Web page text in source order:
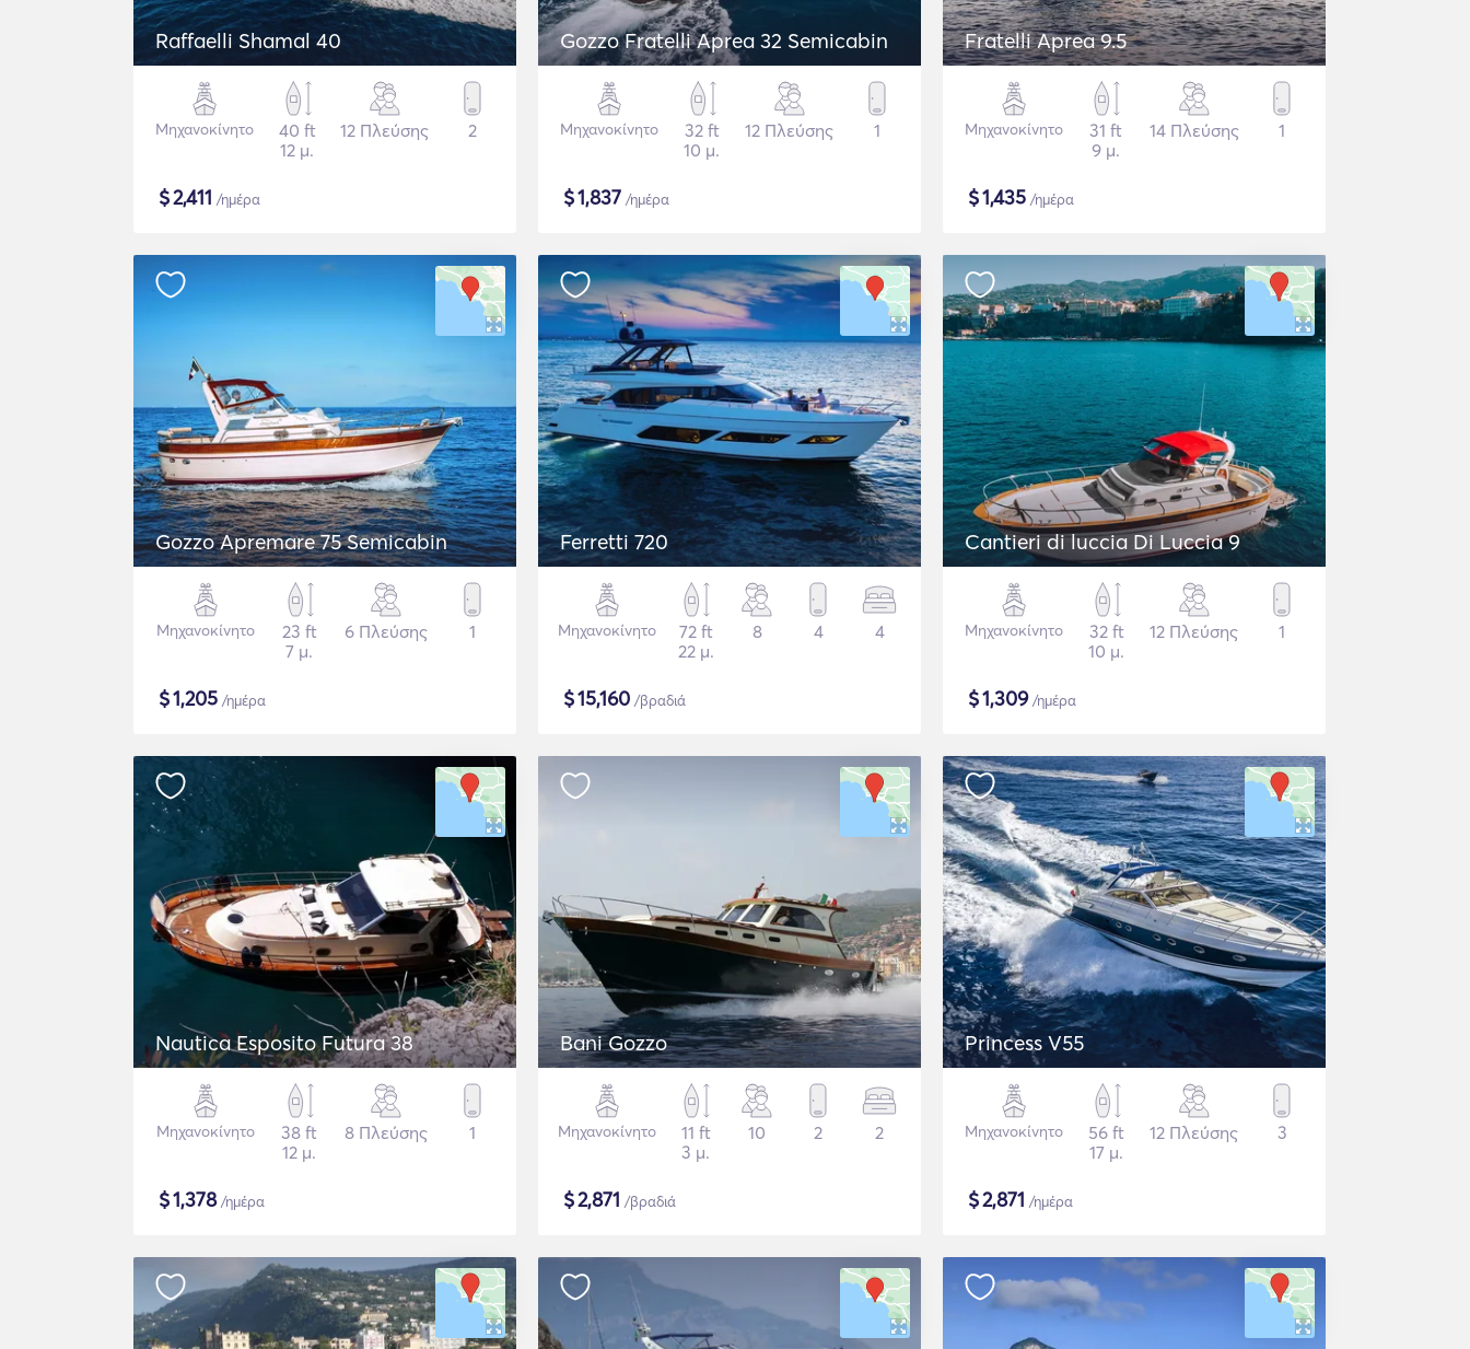
Raffaelli Shamal 40
Μηχανοκίνητο
40 ft
12 μ.
12 Πλεύσης 2
$2,411 /ημέρα
Gozzo Fratelli Aprea 32 Semicabin
Μηχανοκίνητο
32 ft
10 μ.
12 Πλεύσης 1
$1,837 /ημέρα
Fratelli Aprea 9.5
Μηχανοκίνητο
31 ft
9 μ.
14 Πλεύσης 1
$1,435 /ημέρα
Gozzo Apremare 75 Semicabin
Μηχανοκίνητο
23 ft
7 μ.
6 Πλεύσης 1
$1,205 /ημέρα
Ferretti 720
Μηχανοκίνητο
72 ft
22 μ.
8 4 4
$15,160 /βραδιά
Cantieri di luccia Di Luccia 9
Μηχανοκίνητο
32 ft
10 μ.
12 Πλεύσης 1
$1,309/ημέρα
Nautica Esposito Futura 38
Μηχανοκίνητο
38 ft
12 μ.
8 Πλεύσης 1
$1,378/ημέρα
Bani Gozzo
Μηχανοκίνητο
11 ft
3 μ.
10 2 2
$2,871 /βραδιά
Princess V55
Μηχανοκίνητο
56 ft
17 μ.
12 Πλεύσης 3
$2,871 /ημέρα